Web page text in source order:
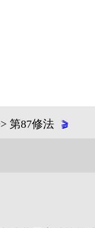
第87修法 🎬